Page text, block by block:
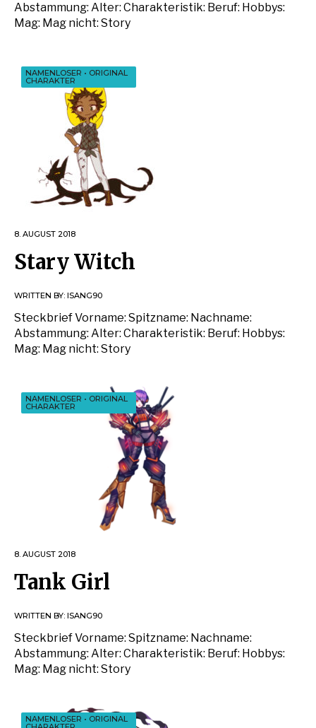
Abstammung: Alter: Charakteristik: Beruf: Hobbys:
Mag: Mag nicht: Story
NAMENLOSER • ORIGINAL
CHARAKTER
8. AUGUST 2018
Stary Witch
WRITTEN BY: ISANG90
Steckbrief Vorname: Spitzname: Nachname:
Abstammung: Alter: Charakteristik: Beruf: Hobbys:
Mag: Mag nicht: Story
NAMENLOSER • ORIGINAL
CHARAKTER
8. AUGUST 2018
Tank Girl
WRITTEN BY: ISANG90
Steckbrief Vorname: Spitzname: Nachname:
Abstammung: Alter: Charakteristik: Beruf: Hobbys:
Mag: Mag nicht: Story
NAMENLOSER • ORIGINAL